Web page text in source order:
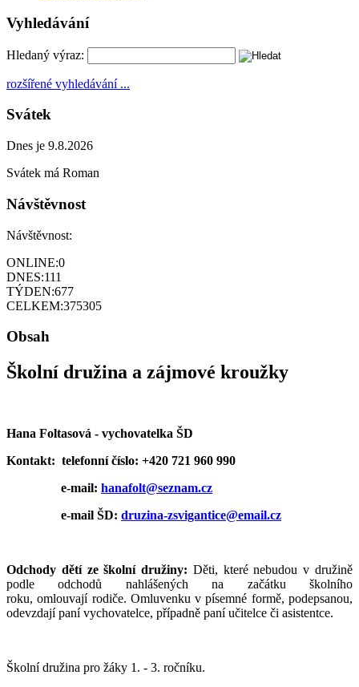
Vyhledávání
Hledaný výraz:
rozšířené vyhledávání ...
Svátek
Dnes je 9.8.2026
Svátek má Roman
Návštěvnost
Návštěvnost:
ONLINE:0
DNES:111
TÝDEN:677
CELKEM:375305
Obsah
Školní družina a zájmové kroužky
Hana Foltasová - vychovatelka ŠD
Kontakt: telefonní číslo: +420 721 960 990
e-mail: hanafolt@seznam.cz
e-mail ŠD: druzina-zsvigantice@email.cz
Odchody dětí ze školní družiny: Děti, které nebudou v družině
podle odchodů nahlášených na začátku školního
roku, omlouvají rodiče. Omluvenku v písemné formě, podepsanou,
odevzdají paní vychovatelce, případně paní učitelce či asistentce.
Školní družina pro žáky 1. - 3. ročníku.